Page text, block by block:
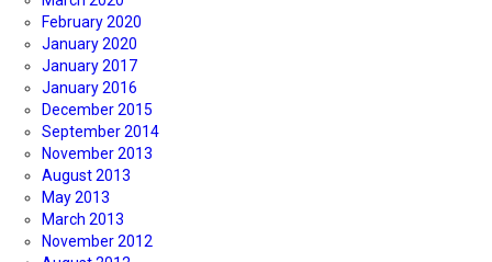
February 2020
January 2020
January 2017
January 2016
December 2015
September 2014
November 2013
August 2013
May 2013
March 2013
November 2012